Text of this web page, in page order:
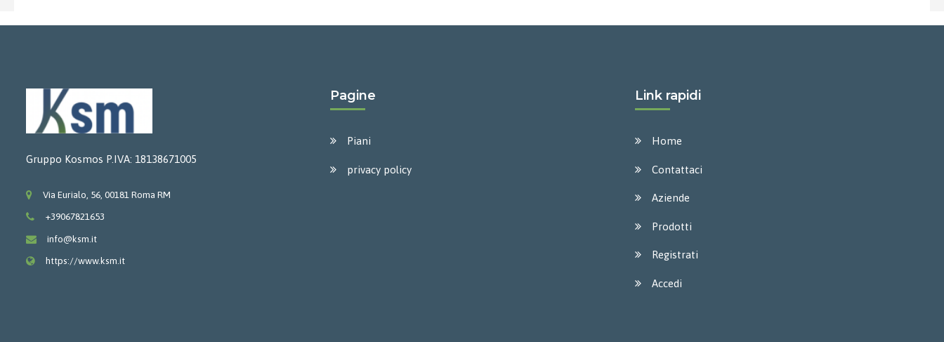
Gruppo Kosmos P.IVA: 18138671005
Via Eurialo, 56, 00181 Roma RM
+39067821653
info@ksm.it
https://www.ksm.it
Pagine
Piani
privacy policy
Link rapidi
Home
Contattaci
Aziende
Prodotti
Registrati
Accedi